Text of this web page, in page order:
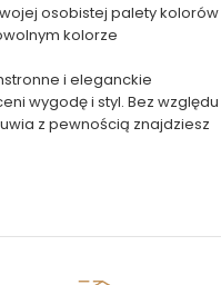
osobistej palety kolorów
kolorze
i eleganckie
wygodę i styl. Bez względu
z pewnością znajdziesz